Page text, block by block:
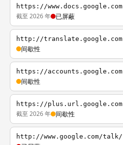
https://www.docs.google.com
截至 2026 年 已屏蔽
http://translate.google.com
间歇性
https://accounts.google.com
间歇性
https://plus.url.google.com
截至 2026 年 间歇性
http://www.google.com/talk/